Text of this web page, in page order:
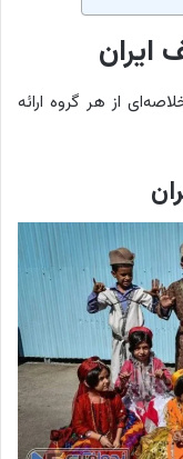
از هر گروه ارائه